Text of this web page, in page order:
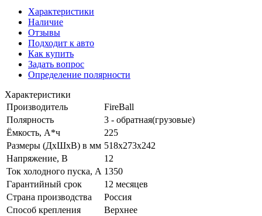
Характеристики
Наличие
Отзывы
Подходит к авто
Как купить
Задать вопрос
Определение полярности
Характеристики
Производитель
FireBall
Полярность
3 - обратная(грузовые)
Ёмкость, А*ч
225
Размеры (ДхШхВ) в мм 518х273х242
Напряжение, В
12
Ток холодного пуска, А 1350
Гарантийный срок
12 месяцев
Страна производства
Россия
Способ крепления
Верхнее